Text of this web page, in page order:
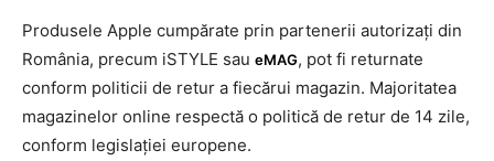
Produsele Apple cumpărate prin partenerii autorizați din
România, precum iSTYLE sau eMAG, pot fi returnate
conform politicii de retur a fiecărui magazin. Majoritatea
magazinelor online respectă o politică de retur de 14 zile,
conform legislației europene.